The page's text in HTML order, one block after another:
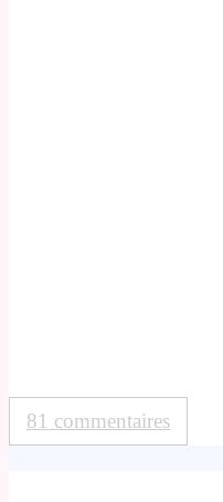
81 commentaires